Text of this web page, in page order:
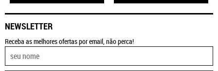
NEWSLETTER
Receba as melhores ofertas por email, não perca!